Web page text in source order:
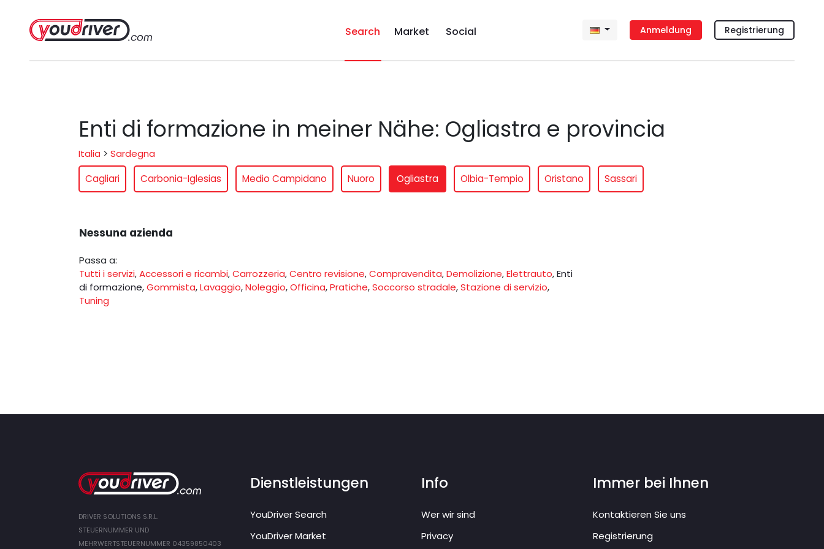
Search Market Social Anmeldung Registrierung
Enti di formazione in meiner Nähe: Ogliastra e provincia
Italia > Sardegna
Cagliari
Carbonia-Iglesias Medio Campidano Nuoro Ogliastra Olbia-Tempio Oristano Sassari
Nessuna azienda
Passa a:
Tutti i servizi,Accessori e ricambi,Carrozzeria,Centro revisione,Compravendita,Demolizione,Elettrauto,Enti
di formazione,Gommista,Lavaggio,Noleggio,Officina,Pratiche,Soccorso stradale,Stazione di servizio,
Tuning
DRIVER SOLUTIONS S.R.L.
STEUERNUMMER UND
MEHRWERTSTEUERNUMMER 04359850403
Dienstleistungen
YouDriver Search
YouDriver Market
Info
Wer wir sind
Privacy
Immer bei Ihnen
Kontaktieren Sie uns
Registrierung